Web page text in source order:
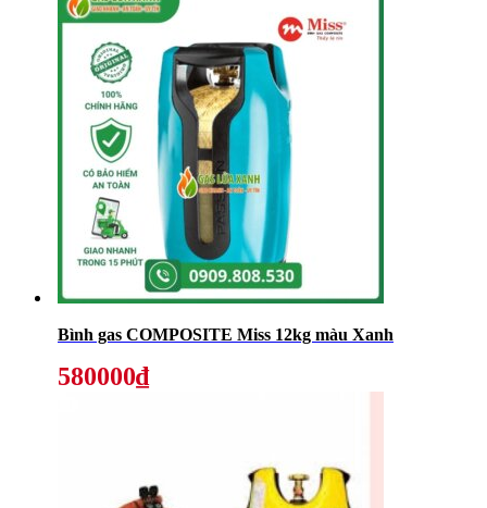
Bình gas COMPOSITE Miss 12kg màu Xanh
580000₫